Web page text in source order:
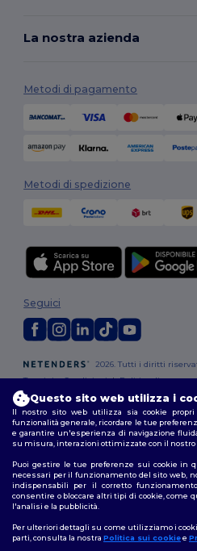
La nostra azienda
Metodi di pagamento
Metodi di spedizione
2026. Tutti i diritti
Termini e Condizioni|Politica di
privacy
| Politica sui cookie | Site Map
Seguici
Roma |Milano|Napoli | Torino |
Catania| Bari
Questo sito web utilizza i
Il nostro sito web utilizza sia cookie
funzionalità generale, ricordare le tue
e garantire un'esperienza di navigazione
su misura, interazioni ottimizzate con il nostro
Puoi gestire le tue preferenze sui cookie in
necessari per il funzionamento del sito web,
indispensabili per il corretto
consentire o bloccare altri tipi di cookie, come
l'analisi e la pubblicità.
Per ulteriori dettagli su come utilizziamo i
parti, consulta la nostra Politica sui cookiee
Nome
Email